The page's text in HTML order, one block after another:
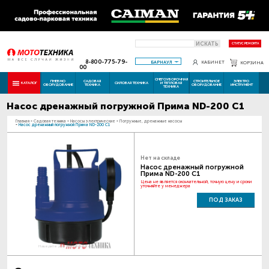
ИСКАТЬ СТАТУС РЕМОНТА
8-800-775-79-
00
БАРНАУЛ КАБИНЕТ КОРЗИНА
КАТАЛОГ ПНЕВМО
ОБОРУДОВАНИЕ
САДОВАЯ
ТЕХНИКА СИЛОВАЯ ТЕХНИКА
СНЕГОУБОРОЧНАЯ
И ТЕПЛОВАЯ
ТЕХНИКА
СТРОИТЕЛЬНОЕ
ОБОРУДОВАНИЕ
ЭЛЕКТРО
ИНСТРУМЕНТ
Насос дренажный погружной Прима ND-200 С1
Главная - Садовая техника - Насосы электрические - Погружные, дренажные насосы
- Насос дренажный погружной Прима ND-200 С1
Наведите для увеличения картинки
Нет на складе
Насос дренажный погружной
Прима ND-200 С1
Цена не является окончательной, точную цену и сроки
уточняйте у менеджера
ПОД ЗАКАЗ